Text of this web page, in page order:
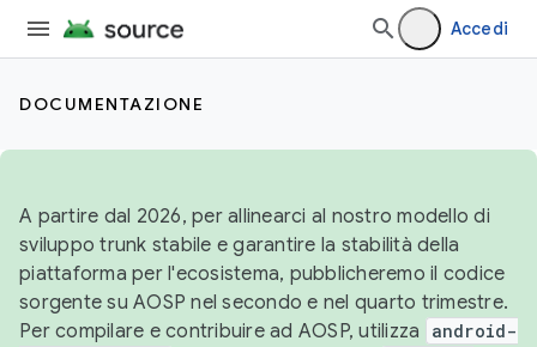
Accedi
DOCUMENTAZIONE
A partire dal 2026, per allinearci al nostro modello di
sviluppo trunk stabile e garantire la stabilità della
piattaforma per l'ecosistema, pubblicheremo il codice
sorgente su AOSP nel secondo e nel quarto trimestre.
Per compilare e contribuire ad AOSP, utilizza
android-